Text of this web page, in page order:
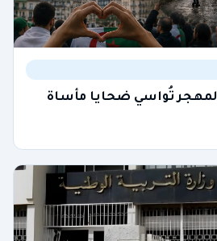
تُواسي ضحايا مأساة